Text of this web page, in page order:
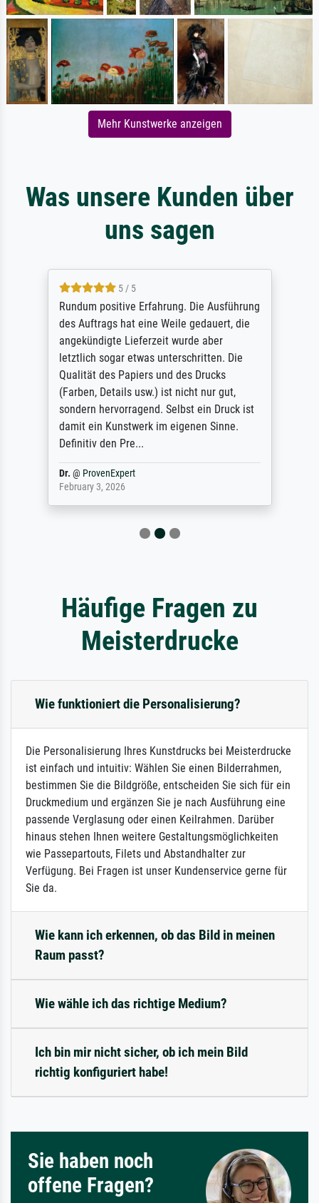
Mehr Kunstwerke anzeigen
Was unsere Kunden über
uns sagen
5 / 5
Rundum positive Erfahrung. Die Ausführung
des Auftrags hat eine Weile gedauert, die
angekündigte Lieferzeit wurde aber
letztlich sogar etwas unterschritten. Die
Qualität des Papiers und des Drucks
(Farben, Details usw.) ist nicht nur gut,
sondern hervorragend. Selbst ein Druck ist
damit ein Kunstwerk im eigenen Sinne.
Definitiv den Pre...
Dr. @ ProvenExpert
February 3, 2026
Häufige Fragen zu
Meisterdrucke
Wie funktioniert die Personalisierung?
Die Personalisierung Ihres Kunstdrucks bei Meisterdrucke
ist einfach und intuitiv: Wählen Sie einen Bilderrahmen,
bestimmen Sie die Bildgröße, entscheiden Sie sich für ein
Druckmedium und ergänzen Sie je nach Ausführung eine
passende Verglasung oder einen Keilrahmen. Darüber
hinaus stehen Ihnen weitere Gestaltungsmöglichkeiten
wie Passepartouts, Filets und Abstandhalter zur
Verfügung. Bei Fragen ist unser Kundenservice gerne für
Sie da.
Wie kann ich erkennen, ob das Bild in meinen
Raum passt?
Wie wähle ich das richtige Medium?
Ich bin mir nicht sicher, ob ich mein Bild
richtig konfiguriert habe!
Sie haben noch
offene Fragen?